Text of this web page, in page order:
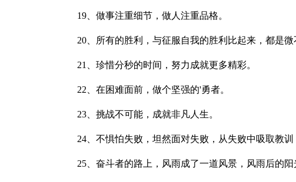
19、做事注重细节，做人注重品格。
20、所有的胜利，与征服自我的胜利比起来，都是微
21、珍惜分秒的时间，努力成就更多精彩。
22、在困难面前，做个坚强的'勇者。
23、挑战不可能，成就非凡人生。
24、不惧怕失败，坦然面对失败，从失败中吸取教训
25、奋斗者的路上，风雨成了一道风景，风雨后的阳